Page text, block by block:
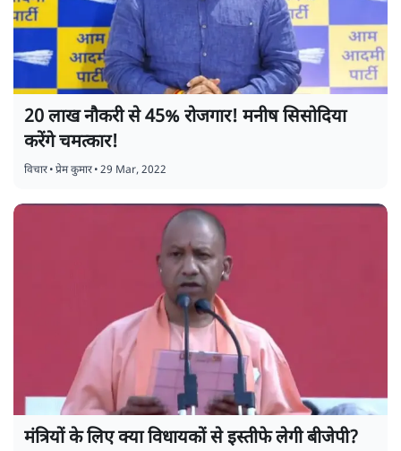
20 लाख नौकरी से 45% रोजगार! मनीष सिसोदिया
करेंगे चमत्कार!
विचार•प्रेम कुमार•29 Mar, 2022
मंत्रियों के लिए क्या विधायकों से इस्तीफे लेगी बीजेपी?